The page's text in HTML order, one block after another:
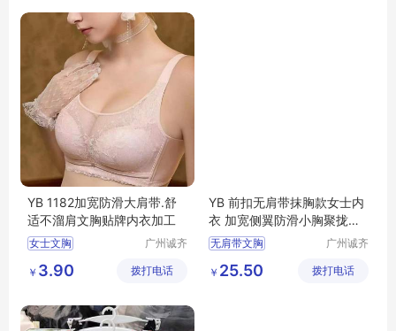
YB 1182加宽防滑大肩带.舒
适不溜肩文胸贴牌内衣加工
女士文胸
广州诚齐
公司
￥ 3.90 拨打电话
YB 前扣无肩带抹胸款女士内
衣 加宽侧翼防滑小胸聚拢女
文胸 DYT1011
无肩带文胸
广州诚齐
公司
￥ 25.50 拨打电话